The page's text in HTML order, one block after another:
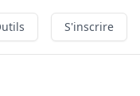
S'inscrire